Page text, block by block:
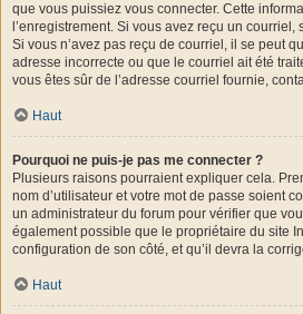
que vous puissiez vous connecter. Cette
l’enregistrement. Si vous avez reçu un courriel,
Si vous n’avez pas reçu de courriel, il se peut
adresse incorrecte ou que le courriel ait été
vous êtes sûr de l’adresse courriel fournie,
Haut
Pourquoi ne puis-je pas me connecter ?
Plusieurs raisons pourraient expliquer cela.
nom d’utilisateur et votre mot de passe soient
un administrateur du forum pour vérifier que
également possible que le propriétaire du site
configuration de son côté, et qu’il devra la
Haut